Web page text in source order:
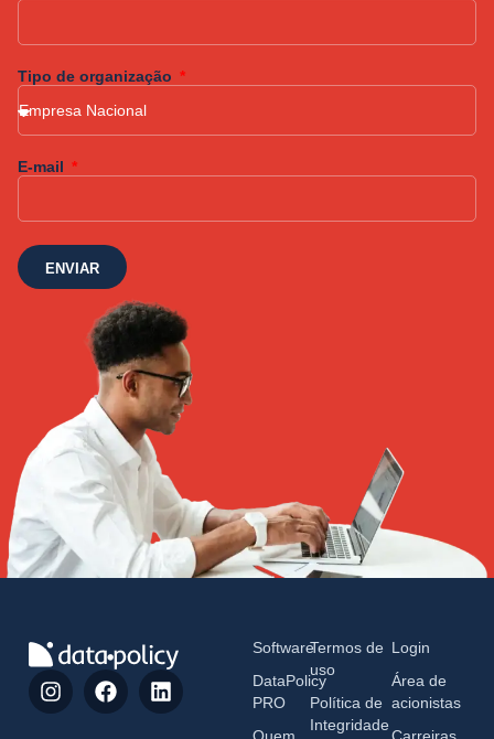
Tipo de organização
E-mail
ENVIAR
Software
DataPolicy
PRO
Quem
Termos de
uso
Política de
Integridade
Login
Área de
acionistas
Carreiras